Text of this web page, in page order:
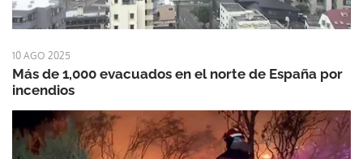
10 AGO 2025
Más de 1,000 evacuados en el norte de España por
incendios